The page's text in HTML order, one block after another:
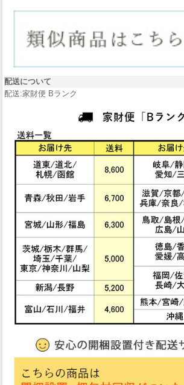
配送について
配送:家財便 Bランク